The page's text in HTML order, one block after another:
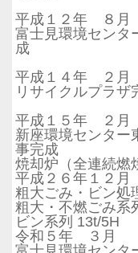
平成１２年 ８月
富士見環境センタ
成
平成１４年 ２月
リサイクルプラザ
平成１５年 ２月
新座環境センター
事完成
焼却炉（全連続燃
平成２６年１２月
粗大ごみ・ビン処
粗大・不燃ごみ系
ビン系列 13t/5H
令和５年 ３月